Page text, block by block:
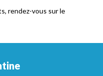
rendez-vous sur le